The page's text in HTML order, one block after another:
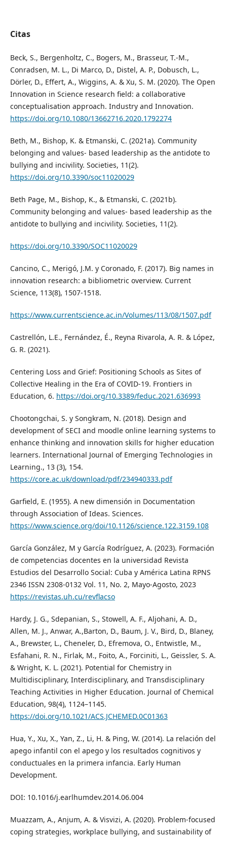
Citas
Beck, S., Bergenholtz, C., Bogers, M., Brasseur, T.-M.,
Conradsen, M. L., Di Marco, D., Distel, A. P., Dobusch, L.,
Dörler, D., Effert, A., Wiggins, A. & Xu, S. M. (2020). The Open
Innovation in Science research field: a collaborative
conceptualisation approach. Industry and Innovation.
https://doi.org/10.1080/13662716.2020.1792274
Beth, M., Bishop, K. & Etmanski, C. (2021a). Community
belonging and values- based leadership as the antidote to
bullying and incivility. Societies, 11(2).
https://doi.org/10.3390/soc11020029
Beth Page, M., Bishop, K., & Etmanski, C. (2021b).
Community belonging and values- based leadership as the
antidote to bullying and incivility. Societies, 11(2).
https://doi.org/10.3390/SOC11020029
Cancino, C., Merigó, J.M. y Coronado, F. (2017). Big names in
innovation research: a bibliometric overview. Current
Science, 113(8), 1507-1518.
https://www.currentscience.ac.in/Volumes/113/08/1507.pdf
Castrellón, L.E., Fernández, É., Reyna Rivarola, A. R. & López,
G. R. (2021).
Centering Loss and Grief: Positioning Schools as Sites of
Collective Healing in the Era of COVID-19. Frontiers in
Education, 6. https://doi.org/10.3389/feduc.2021.636993
Chootongchai, S. y Songkram, N. (2018). Design and
development of SECI and moodle online learning systems to
enhance thinking and innovation skills for higher education
learners. International Journal of Emerging Technologies in
Learning., 13 (3), 154.
https://core.ac.uk/download/pdf/234940333.pdf
Garfield, E. (1955). A new dimensión in Documentation
through Association of Ideas. Sciences.
https://www.science.org/doi/10.1126/science.122.3159.108
García González, M y García Rodríguez, A. (2023). Formación
de competencias docentes en la universidad Revista
Estudios del Desarrollo Social: Cuba y América Latina RPNS
2346 ISSN 2308-0132 Vol. 11, No. 2, Mayo-Agosto, 2023
https://revistas.uh.cu/revflacso
Hardy, J. G., Sdepanian, S., Stowell, A. F., Aljohani, A. D.,
Allen, M. J., Anwar, A.,Barton, D., Baum, J. V., Bird, D., Blaney,
A., Brewster, L., Cheneler, D., Efremova, O., Entwistle, M.,
Esfahani, R. N., Firlak, M., Foito, A., Forciniti, L., Geissler, S. A.
& Wright, K. L. (2021). Potential for Chemistry in
Multidisciplinary, Interdisciplinary, and Transdisciplinary
Teaching Activities in Higher Education. Journal of Chemical
Education, 98(4), 1124–1145.
https://doi.org/10.1021/ACS.JCHEMED.0C01363
Hua, Y., Xu, X., Yan, Z., Li, H. & Ping, W. (2014). La relación del
apego infantil con el apego y los resultados cognitivos y
conductuales en la primera infancia. Early Human
Development.
DOI: 10.1016/j.earlhumdev.2014.06.004
Muazzam, A., Anjum, A. & Visvizi, A. (2020). Problem-focused
coping strategies, workplace bullying, and sustainability of